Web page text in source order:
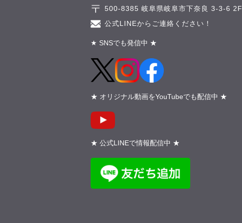
500-8385 岐阜県岐阜市下奈良 3-3-6 2F
公式LINEからご連絡ください！
★ SNSでも発信中 ★
★ オリジナル動画をYouTubeでも配信中 ★
★ 公式LINEで情報配信中 ★